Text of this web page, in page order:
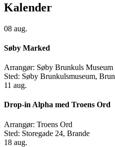
Kalender
08 aug.
Søby Marked
Arrangør: Søby Brunkuls Museum
Sted: Søby Brunkulsmuseum,
11 aug.
Drop-in Alpha med Troens Ord
Arrangør: Troens Ord
Sted: Storegade 24, Brande
18 aug.